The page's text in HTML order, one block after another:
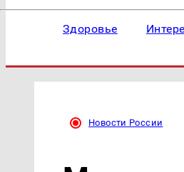
Здоровье
Новости России